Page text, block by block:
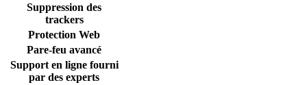
Suppression des
trackers
Protection Web
Pare-feu avancé​
Support en ligne fourni
par des experts